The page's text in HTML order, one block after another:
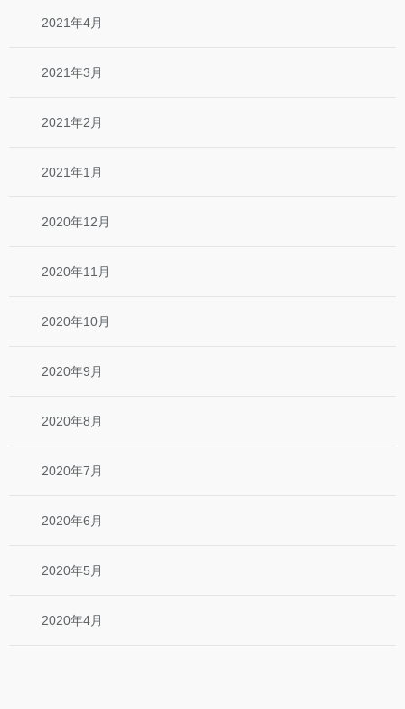
2021年4月
2021年3月
2021年2月
2021年1月
2020年12月
2020年11月
2020年10月
2020年9月
2020年8月
2020年7月
2020年6月
2020年5月
2020年4月